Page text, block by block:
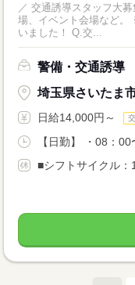
／ 交通誘導スタッフ大募集！ ＼ Q.働く場所は？
場、イベント会場など。 ※国際的なスポーツ大会の警備も 行って
いました！ Q.交...
警備・交通誘導
埼玉県さいたま
日給14,000円～
【日勤】 ・08：
■シフトサイクル：